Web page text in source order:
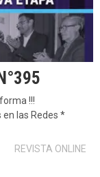
!!!
las Redes *
REVISTA ONLINE